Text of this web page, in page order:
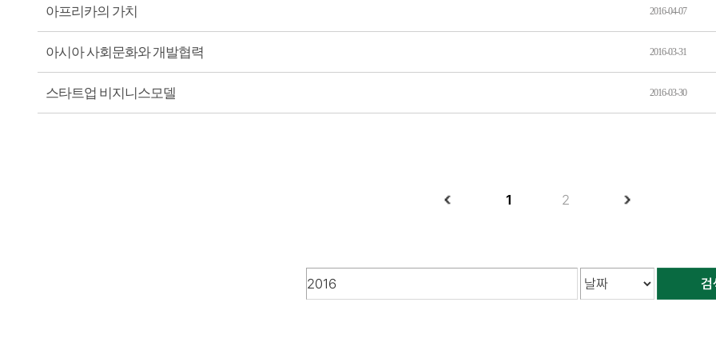
아프리카의 가치 2016-04-07
아시아 사회문화와 개발협력 2016-03-31
스타트업 비지니스모델 2016-03-30
1 2
검